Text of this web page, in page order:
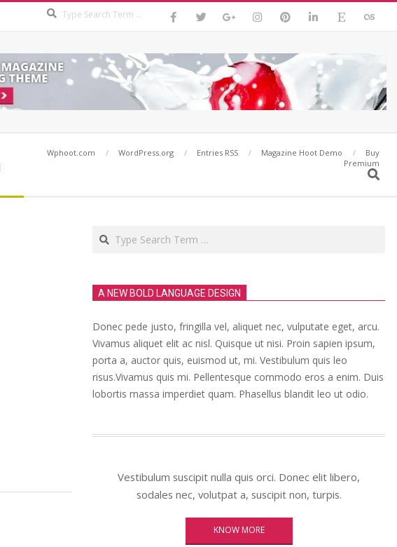
Wphoot.com WordPress.org Entries RSS Magazine Hoot Demo
Buy
Premium
Search
Search
A NEW BOLD LANGUAGE DESIGN
Donec pede justo, fringilla vel, aliquet nec, vulputate eget, arcu.
Vivamus aliquet elit ac nisl. Quisque ut nisi. Proin sapien ipsum,
porta a, auctor quis, euismod ut, mi. Vestibulum quis leo
risus.Vivamus quis mi. Pellentesque commodo eros a enim. Duis
lobortis massa imperdiet quam. Phasellus blandit leo ut odio.
Vestibulum suscipit nulla quis orci. Donec elit libero,
sodales nec, volutpat a, suscipit non, turpis.
KNOW MORE